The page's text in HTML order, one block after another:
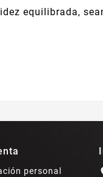
equilibrada,
personal